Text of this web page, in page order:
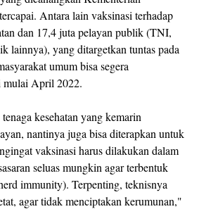
Antara lain vaksinasi terhadap
dan 17,4 juta pelayan publik (TNI,
lainnya), yang ditargetkan tuntas pada
umum bisa segera
mulai April 2022.
kesehatan yang kemarin
nantinya juga bisa diterapkan untuk
vaksinasi harus dilakukan dalam
seluas mungkin agar terbentuk
immunity). Terpenting, teknisnya
agar tidak menciptakan kerumunan,"